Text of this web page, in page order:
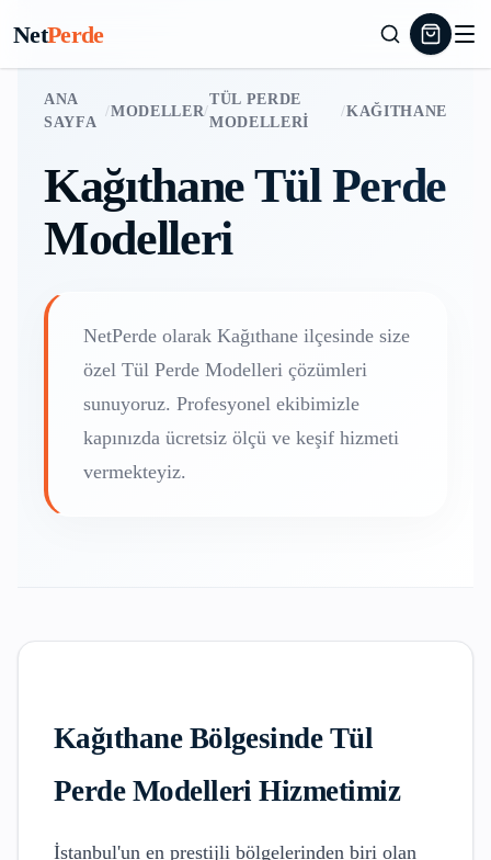
NetPerde
ANA
SAYFA
/MODELLER/
TÜL PERDE
MODELLERI
/KAĞITHANE
KağıthaneTül Perde
Modelleri
NetPerde olarak Kağıthane ilçesinde size
özel Tül Perde Modelleri çözümleri
sunuyoruz. Profesyonel ekibimizle
kapınızda ücretsiz ölçü ve keşif hizmeti
vermekteyiz.
KağıthaneBölgesinde Tül
Perde ModelleriHizmetimiz
İstanbul'un en prestijli bölgelerinden biri olan